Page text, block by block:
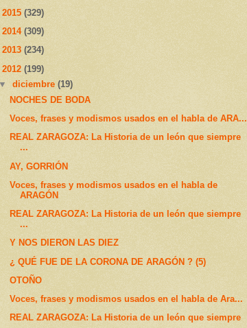
2015 (329)
2014 (309)
2013 (234)
2012 (199)
▼diciembre(19)
NOCHES DE BODA
Voces, frases y modismos usados en el habla de ARA...
REAL ZARAGOZA: La Historia de un león que siempre
...
AY, GORRIÓN
Voces, frases y modismos usados en el habla de
ARAGÓN
REAL ZARAGOZA: La Historia de un león que siempre
...
Y NOS DIERON LAS DIEZ
¿ QUÉ FUE DE LA CORONA DE ARAGÓN ? (5)
OTOÑO
Voces, frases y modismos usados en el habla de Ara...
REAL ZARAGOZA: La Historia de un león que siempre